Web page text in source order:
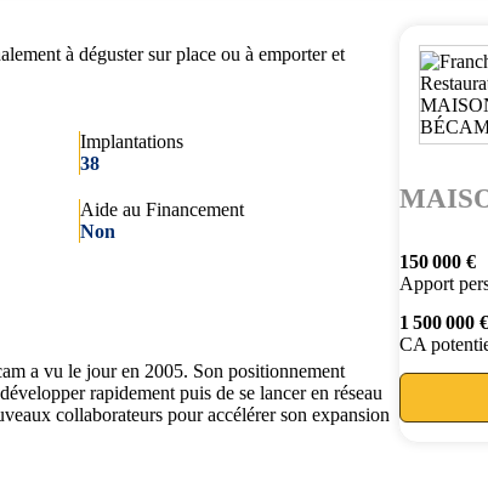
à déguster sur place ou à emporter et
Implantations
38
Aide au Financement
Non
a vu le jour en 2005. Son positionnement
rapidement puis de se lancer en réseau
collaborateurs pour accélérer son expansion
150 000 €
Apport
1 500 000 €
CA